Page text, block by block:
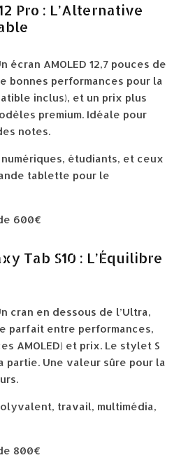
Pro : L’Alternative
écran AMOLED 12,7 pouces de
bonnes performances pour la
inclus), et un prix plus
premium. Idéale pour
notes.
étudiants, et ceux
tablette pour le
600€
Tab S10 : L’Équilibre
cran en dessous de l’Ultra,
parfait entre performances,
AMOLED) et prix. Le stylet S
partie. Une valeur sûre pour la
travail, multimédia,
800€